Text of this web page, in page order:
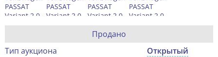
Продано
Тип аукциона
Открытый